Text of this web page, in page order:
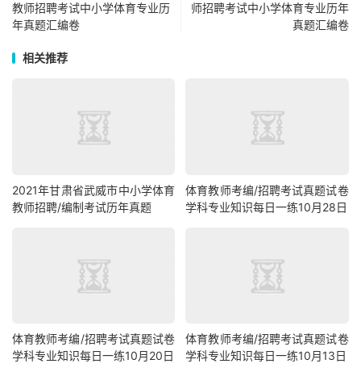
教师招聘考试中小学体育专业历
年真题汇编卷
师招聘考试中小学体育专业历年
真题汇编卷
相关推荐
2021年甘肃省武威市中小学体育
教师招聘/编制考试历年真题
体育教师考编/招聘考试真题试卷
学科专业知识每日一练10月28日
体育教师考编/招聘考试真题试卷
学科专业知识每日一练10月20日
体育教师考编/招聘考试真题试卷
学科专业知识每日一练10月13日